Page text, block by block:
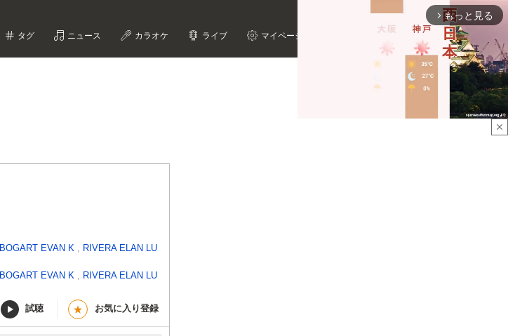
タグ ニュース カラオケ ライブ マイページ
BOGART EVAN K , RIVERA ELAN LU
BOGART EVAN K , RIVERA ELAN LU
試聴 ★ お気に入り登録
close
arrow_forward_ios もっと見る